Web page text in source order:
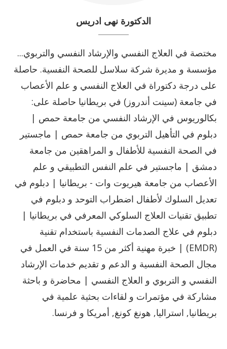
الدكتورة نهى ادريس
مختصة في العلاج النفسي والإرشاد النفسي والتربوي...
مؤسسة و مديرة شركة سلاسل للصحة النفسية. حاصلة
على درجة دكتوراة في العلاج النفسي و علم الأعصاب
في جامعة (سينت أندروز) في بريطانيا حاصلة على:
بكالوريوس في الإرشاد النفسي من جامعة حمص |
دبلوم في التأهيل التربوي من جامعة حمص | ماجستير
في الصحة النفسية للأطفال و المراهقين من جامعة
دمشق | ماجستير في علم النفس التطبيقي و علم
الأعصاب من جامعة هيريوت وات - بريطانيا | دبلوم في
تعديل السلوك لأطفال اضطراب التوحد و دبلوم في
تطبيق تقنيات العلاج السلوكي المعرفي في بريطانيا |
دبلوم في علاج الصدمات النفسية باستخدام تقنية
(EMDR) | خبرة مهنية أكثر من 15 سنة في العمل في
مجال الصحة النفسية و الدعم و تقديم خدمات الإرشاد
النفسي و التربوي و العلاج النفسي | محاضرة و باحثة
مشاركة في مؤتمرات و لقاءات بحثية علمية في
بريطانيا, استراليا, هونغ كونغ, أمريكا و فرنسا.